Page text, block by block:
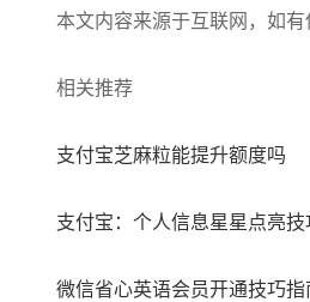
本文内容来源于互联网，如有
相关推荐
支付宝芝麻粒能提升额度吗
支付宝：个人信息星星点亮技
微信省心英语会员开通技巧指